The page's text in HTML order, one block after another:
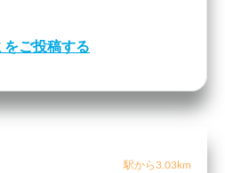
をご投稿する
駅から3.03km